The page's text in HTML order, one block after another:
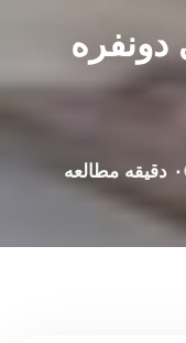
۰ دقیقه مطالعه